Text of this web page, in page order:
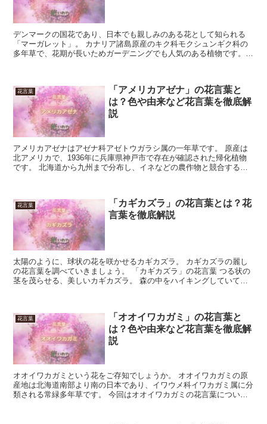
デンマークの国花であり、日本でも親しみのある花として知られる
「マーガレット」。 カナリア諸島原産のキク科モクシュンギク科の
多年草で、花期が長いためガーデニングでも人気のある植物です。
花言葉
「アメリカアゼナ」の花言葉と
は？色や由来など花言葉を徹底解
説
アメリカアゼナはアゼナ科アゼトウガラシ属の一年草です。 原産は
北アメリカで、1936年に兵庫県神戸市で存在が確認された帰化植物
です。 北海道から九州まで分布し、イネなどの農作物と競合するた
花言葉
「カギカズラ」の花言葉とは？花
言葉を徹底解説
太陽のように、球状の花を咲かせるカギカズラ。 カギカズラの麗し
の花言葉を調べていきましょう。 「カギカズラ」の花言葉 つる状の
茎を茂らせる、美しいカギカズラ。 森の中をハイキングしていて、
花言葉
「オオイワカガミ」の花言葉と
は？色や由来など花言葉を徹底解
説
オオイワカガミという花をご存知でしょうか。 オオイワカガミの原
産地は北海道南部より南の日本であり、イワウメ科イワカガミ属に分
類される常緑多年草です。 今回はオオイワカガミの花言葉につい